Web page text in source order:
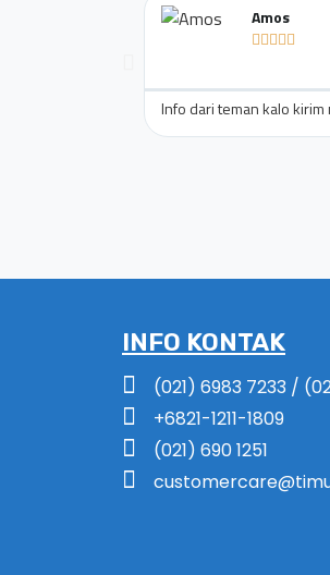
Amos

Info dari teman kalo kirim
INFO KONTAK
(021) 6983 7233 /
+6821-1211-1809
(021) 690 1251